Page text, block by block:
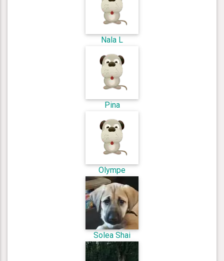
Nala L
Pina
Olympe
Solea Shai